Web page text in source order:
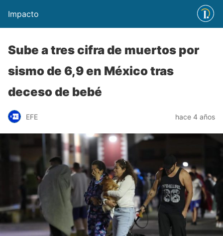
Impacto
Sube a tres cifra de muertos por
sismo de 6,9 en México tras
deceso de bebé
EFE hace 4 años